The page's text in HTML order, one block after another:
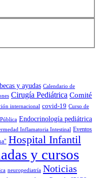
becas y ayudas Calendario de
Cirugía Pediátrica Comité
internacional covid-19 Curso de
Endocrinología pediátrica
Inflamatoria Intestinal Eventos
Hospital Infantil
y cursos
neuropediatría Noticias